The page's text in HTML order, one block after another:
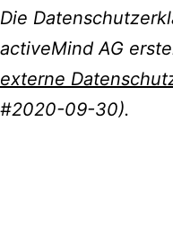
Die
activeMind AG
externe
#2020-09-30).